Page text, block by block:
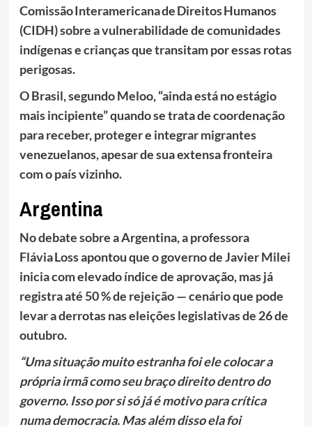
Comissão Interamericana de Direitos Humanos
(CIDH) sobre a vulnerabilidade de comunidades
indígenas e crianças que transitam por essas rotas
perigosas.
O Brasil, segundo Meloo, “ainda está no estágio
mais incipiente” quando se trata de coordenação
para receber, proteger e integrar migrantes
venezuelanos, apesar de sua extensa fronteira
com o país vizinho.
Argentina
No debate sobre a Argentina, a professora
Flávia Loss apontou que o governo de Javier Milei
inicia com elevado índice de aprovação, mas já
registra até 50 % de rejeição — cenário que pode
levar a derrotas nas eleições legislativas de 26 de
outubro.
“Uma situação muito estranha foi ele colocar a
própria irmã como seu braço direito dentro do
governo. Isso por si só já é motivo para crítica
numa democracia. Mas além disso ela foi